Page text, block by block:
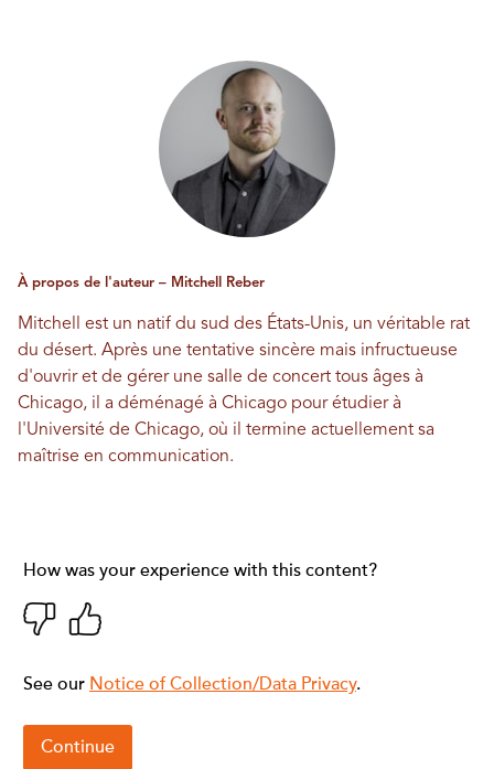
À propos de l'auteur – Mitchell Reber
Mitchell est un natif du sud des États-Unis, un véritable rat
du désert. Après une tentative sincère mais infructueuse
d'ouvrir et de gérer une salle de concert tous âges à
Chicago, il a déménagé à Chicago pour étudier à
l'Université de Chicago, où il termine actuellement sa
maîtrise en communication.